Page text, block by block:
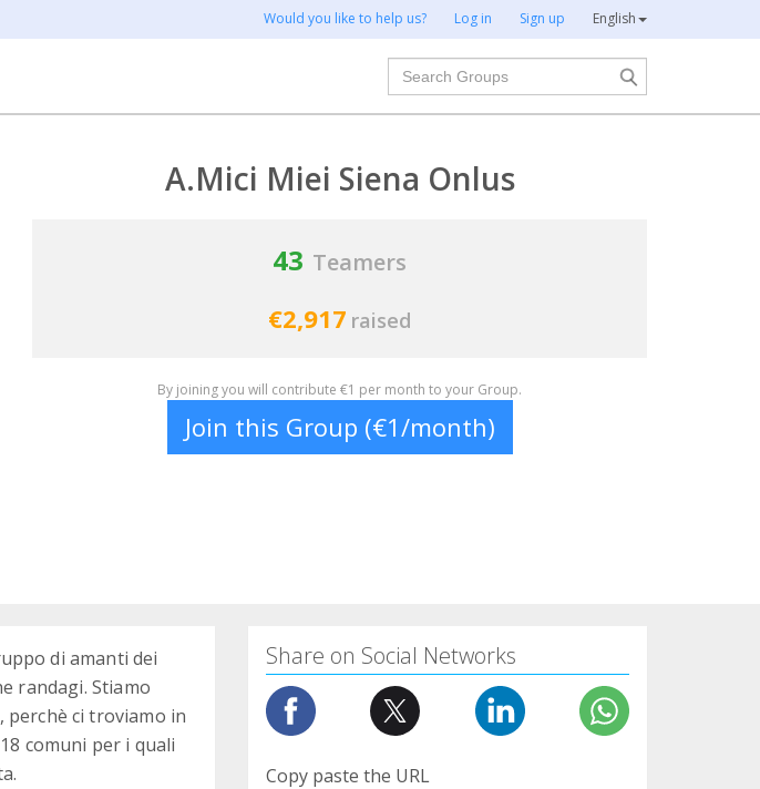
Would you like to help us? Log in Sign up English
Search
A.Mici Miei Siena Onlus
43 Teamers
€2,917 raised
By joining you will contribute €1 per month to your Group.
Join this Group (€1/month)
di amanti dei
randagi. Stiamo
perchè ci troviamo in
comuni per i quali
Share on Social Networks
Copy paste the URL